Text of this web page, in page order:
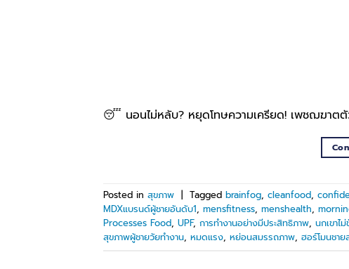
😴 นอนไม่หลับ? หยุดโทษความเครียด! เพชฌฆาต
Posted in สุขภาพ | Tagged brainfog, cleanfood,
MDXแบรนด์ผู้ชายอันดับ1, mensfitness, menshealth,
Processes Food, UPF, การทำงานอย่างมีประสิทธิภาพ, นกเขาไ
สุขภาพผู้ชายวัยทำงาน, หมดแรง, หย่อนสมรรถภาพ, ฮอร์โมนชาย